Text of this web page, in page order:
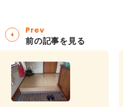
Prev
前の記事を見る